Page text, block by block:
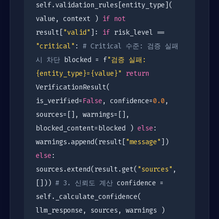
self.validation_rules[entity_type](
value, context ) if not
result["valid" ]: if risk_level ==
"critical" : # Critical 수준: 검증 실패
시 차단 blocked = f"검증 실패:
{entity_type}={value}" return
VerificationResult(
is_verified=False , confidence=0.0 ,
sources=[], warnings=[],
blocked_content=blocked ) else :
warnings.append(result["message" ])
else :
sources.extend(result.get( "sources" ,
[])) # 3. 신뢰도 계산 confidence =
self._calculate_confidence(
llm_response, sources, warnings )